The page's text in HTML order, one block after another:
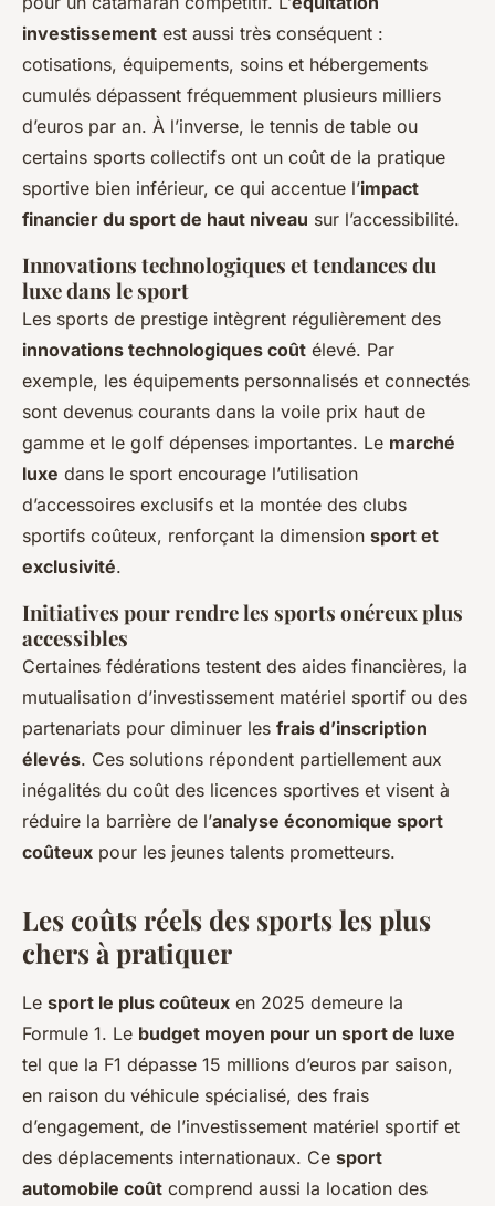
investissement est aussi très conséquent :
cotisations, équipements, soins et hébergements
cumulés dépassent fréquemment plusieurs milliers
d’euros par an. À l’inverse, le tennis de table ou
certains sports collectifs ont un coût de la pratique
sportive bien inférieur, ce qui accentue l’impact
financier du sport de haut niveau sur l’accessibilité.
Innovations technologiques et tendances du
luxe dans le sport
Les sports de prestige intègrent régulièrement des
innovations technologiques coût élevé. Par
exemple, les équipements personnalisés et connectés
sont devenus courants dans la voile prix haut de
gamme et le golf dépenses importantes. Le marché
luxe dans le sport encourage l’utilisation
d’accessoires exclusifs et la montée des clubs
sportifs coûteux, renforçant la dimension sport et
exclusivité.
Initiatives pour rendre les sports onéreux plus
accessibles
Certaines fédérations testent des aides financières, la
mutualisation d’investissement matériel sportif ou des
partenariats pour diminuer les frais d’inscription
élevés. Ces solutions répondent partiellement aux
inégalités du coût des licences sportives et visent à
réduire la barrière de l’analyse économique sport
coûteux pour les jeunes talents prometteurs.
Les coûts réels des sports les plus
chers à pratiquer
Le sport le plus coûteux en 2025 demeure la
Formule 1. Le budget moyen pour un sport de luxe
tel que la F1 dépasse 15 millions d’euros par saison,
en raison du véhicule spécialisé, des frais
d’engagement, de l’investissement matériel sportif et
des déplacements internationaux. Ce sport
automobile coût comprend aussi la location des